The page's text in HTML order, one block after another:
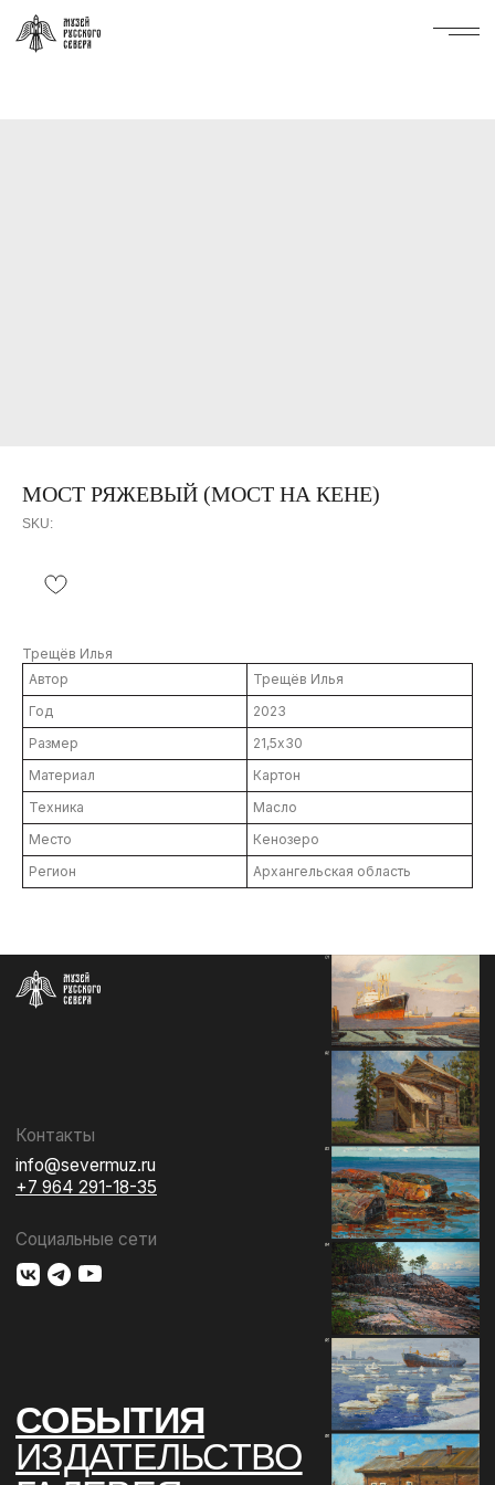
МОСТ РЯЖЕВЫЙ (МОСТ НА КЕНЕ)
SKU:
Трещёв Илья
Автор
Трещёв Илья
Год
2023
Размер
21,5х30
Материал
Картон
Техника
Масло
Место
Кенозеро
Регион
Архангельская область
ПОДДЕРЖАТЬ
КОНТАКТЫ
Социальные сети
Разработка сайта
Контакты
info@severmuz.ru
+7 964 291-18-35
СОБЫТИЯ